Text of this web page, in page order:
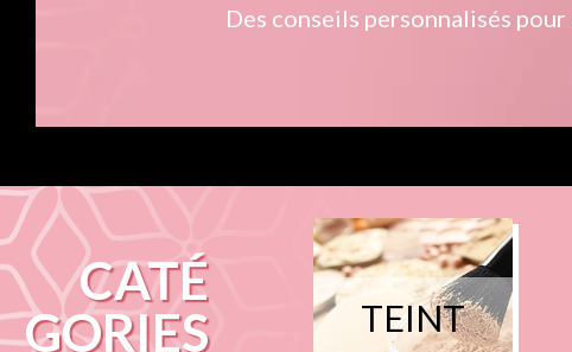
Des conseils personnalisés
CATÉ
GORIES
TEINT